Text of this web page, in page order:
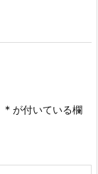
* が付いている欄